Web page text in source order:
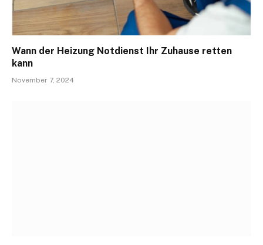
Wann der Heizung Notdienst Ihr Zuhause retten
kann
November 7, 2024